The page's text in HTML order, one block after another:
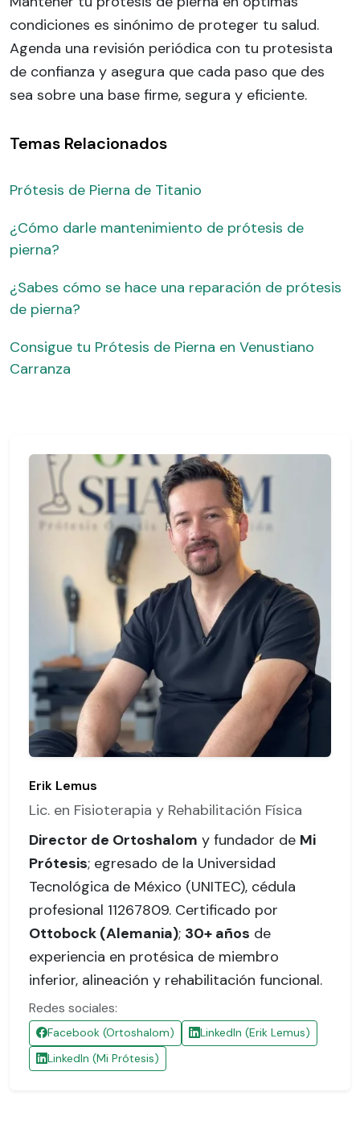
condiciones es sinónimo de proteger tu salud.
Agenda una revisión periódica con tu protesista
de confianza y asegura que cada paso que des
sea sobre una base firme, segura y eficiente.
Temas Relacionados
Prótesis de Pierna de Titanio
¿Cómo darle mantenimiento de prótesis de
pierna?
¿Sabes cómo se hace una reparación de prótesis
de pierna?
Consigue tu Prótesis de Pierna en Venustiano
Carranza
Erik Lemus
Lic. en Fisioterapia y Rehabilitación Física
Director de Ortoshalom y fundador de Mi
Prótesis; egresado de la Universidad
Tecnológica de México (UNITEC), cédula
profesional 11267809. Certificado por
Ottobock (Alemania); 30+ años de
experiencia en protésica de miembro
inferior, alineación y rehabilitación funcional.
Redes sociales:
Facebook (Ortoshalom)
LinkedIn (Erik Lemus)
LinkedIn (Mi Prótesis)